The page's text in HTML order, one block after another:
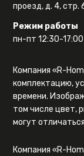
проезд, д. 4, стр.
Режим работы
пн-пт 12:30-17:00
Компания «R-
комплектацию,
времени.
том числе цвет,
могут
Компания «R-